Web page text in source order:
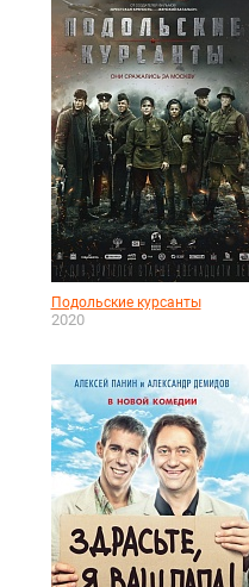
Подольские курсанты
2020